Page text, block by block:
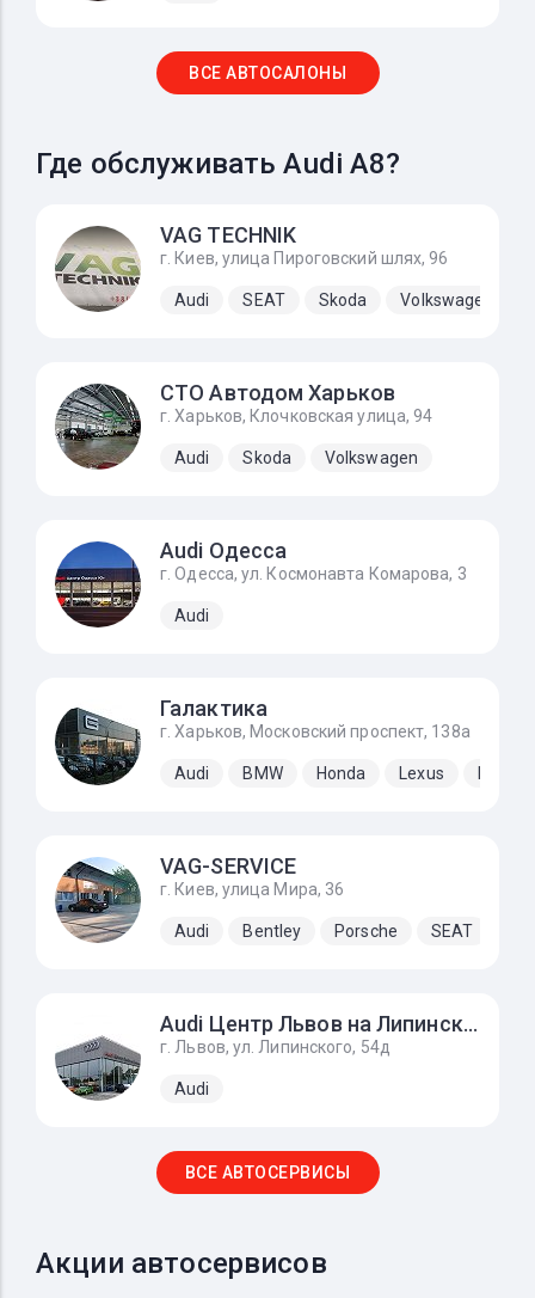
ВСЕ АВТОСАЛОНЫ
Где обслуживать Audi A8?
VAG TECHNIK
г. Киев, улица Пироговский шлях, 96
Audi SEAT Skoda Volkswagen
СТО Автодом Харьков
г. Харьков, Клочковская улица, 94
Audi Skoda Volkswagen
Audi Одесса
г. Одесса, ул. Космонавта Комарова, 3
Audi
Галактика
г. Харьков, Московский проспект, 138а
Audi BMW Honda Lexus
VAG-SERVICE
г. Киев, улица Мира, 36
Audi Bentley Porsche SEAT
Audi Центр Львов на Липинского
г. Львов, ул. Липинского, 54д
Audi
ВСЕ АВТОСЕРВИСЫ
Акции автосервисов